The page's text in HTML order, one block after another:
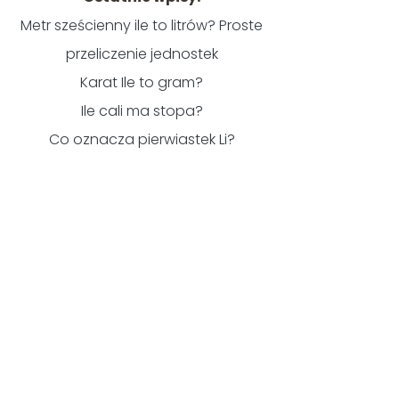
Metr sześcienny ile to litrów? Proste
przeliczenie jednostek
Karat Ile to gram?
Ile cali ma stopa?
Co oznacza pierwiastek Li?